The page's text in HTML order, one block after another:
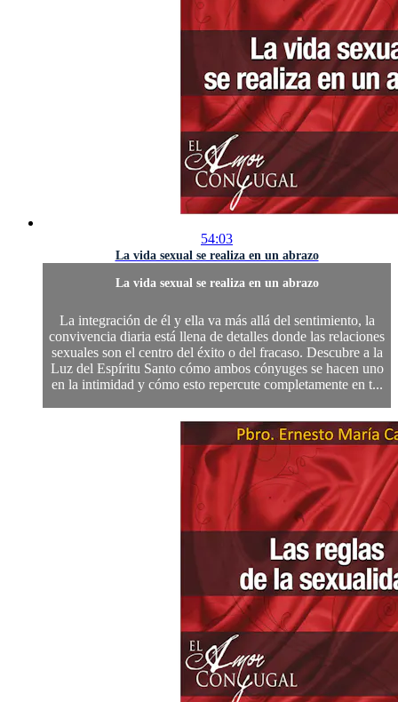
54:03
La vida sexual se realiza en un abrazo
La vida sexual se realiza en un abrazo
La integración de él y ella va más allá del sentimiento, la
convivencia diaria está llena de detalles donde las relaciones
sexuales son el centro del éxito o del fracaso. Descubre a la
Luz del Espíritu Santo cómo ambos cónyuges se hacen uno
en la intimidad y cómo esto repercute completamente en t...